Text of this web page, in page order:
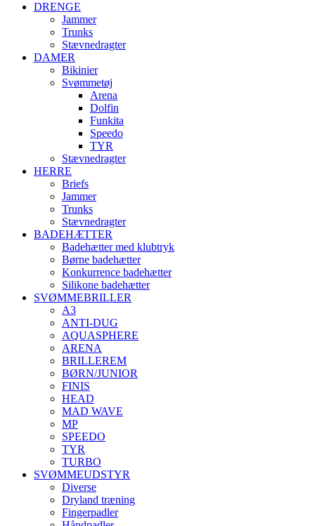
DRENGE
Jammer
Trunks
Stævnedragter
DAMER
Bikinier
Svømmetøj
Arena
Dolfin
Funkita
Speedo
TYR
Stævnedragter
HERRE
Briefs
Jammer
Trunks
Stævnedragter
BADEHÆTTER
Badehætter med klubtryk
Børne badehætter
Konkurrence badehætter
Silikone badehætter
SVØMMEBRILLER
A3
ANTI-DUG
AQUASPHERE
ARENA
BRILLEREM
BØRN/JUNIOR
FINIS
HEAD
MAD WAVE
MP
SPEEDO
TYR
TURBO
SVØMMEUDSTYR
Diverse
Dryland træning
Fingerpadler